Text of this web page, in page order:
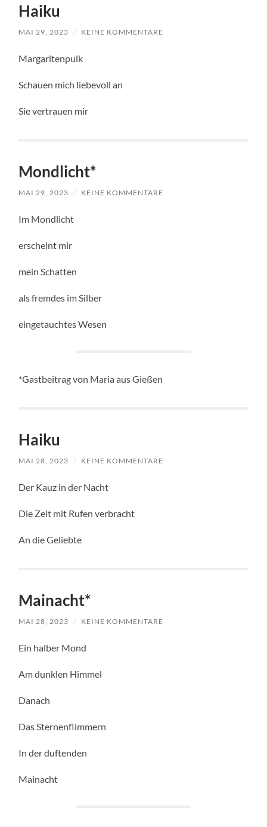
Haiku
MAI 29, 2023 / KEINE KOMMENTARE
Margaritenpulk
Schauen mich liebevoll an
Sie vertrauen mir
Mondlicht*
MAI 29, 2023 / KEINE KOMMENTARE
Im Mondlicht
erscheint mir
mein Schatten
als fremdes im Silber
eingetauchtes Wesen
*Gastbeitrag von Maria aus Gießen
Haiku
MAI 28, 2023 / KEINE KOMMENTARE
Der Kauz in der Nacht
Die Zeit mit Rufen verbracht
An die Geliebte
Mainacht*
MAI 28, 2023 / KEINE KOMMENTARE
Ein halber Mond
Am dunklen Himmel
Danach
Das Sternenflimmern
In der duftenden
Mainacht